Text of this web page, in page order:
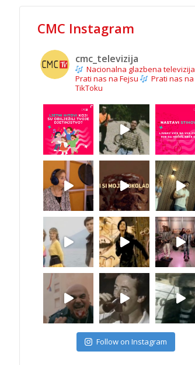
CMC Instagram
cmc_televizija
Nacionalna glazbena televizija
Prati nas na Fejsu
Prati nas na
TikToku
Follow on Instagram